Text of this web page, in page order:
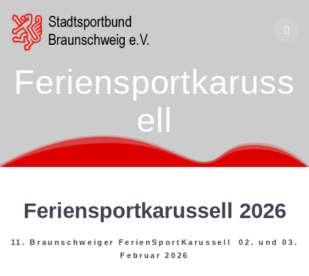
Feriensportkaruss
ell
Feriensportkarussell 2026
11. Braunschweiger FerienSportKarussell 02. und 03.
Februar 2026